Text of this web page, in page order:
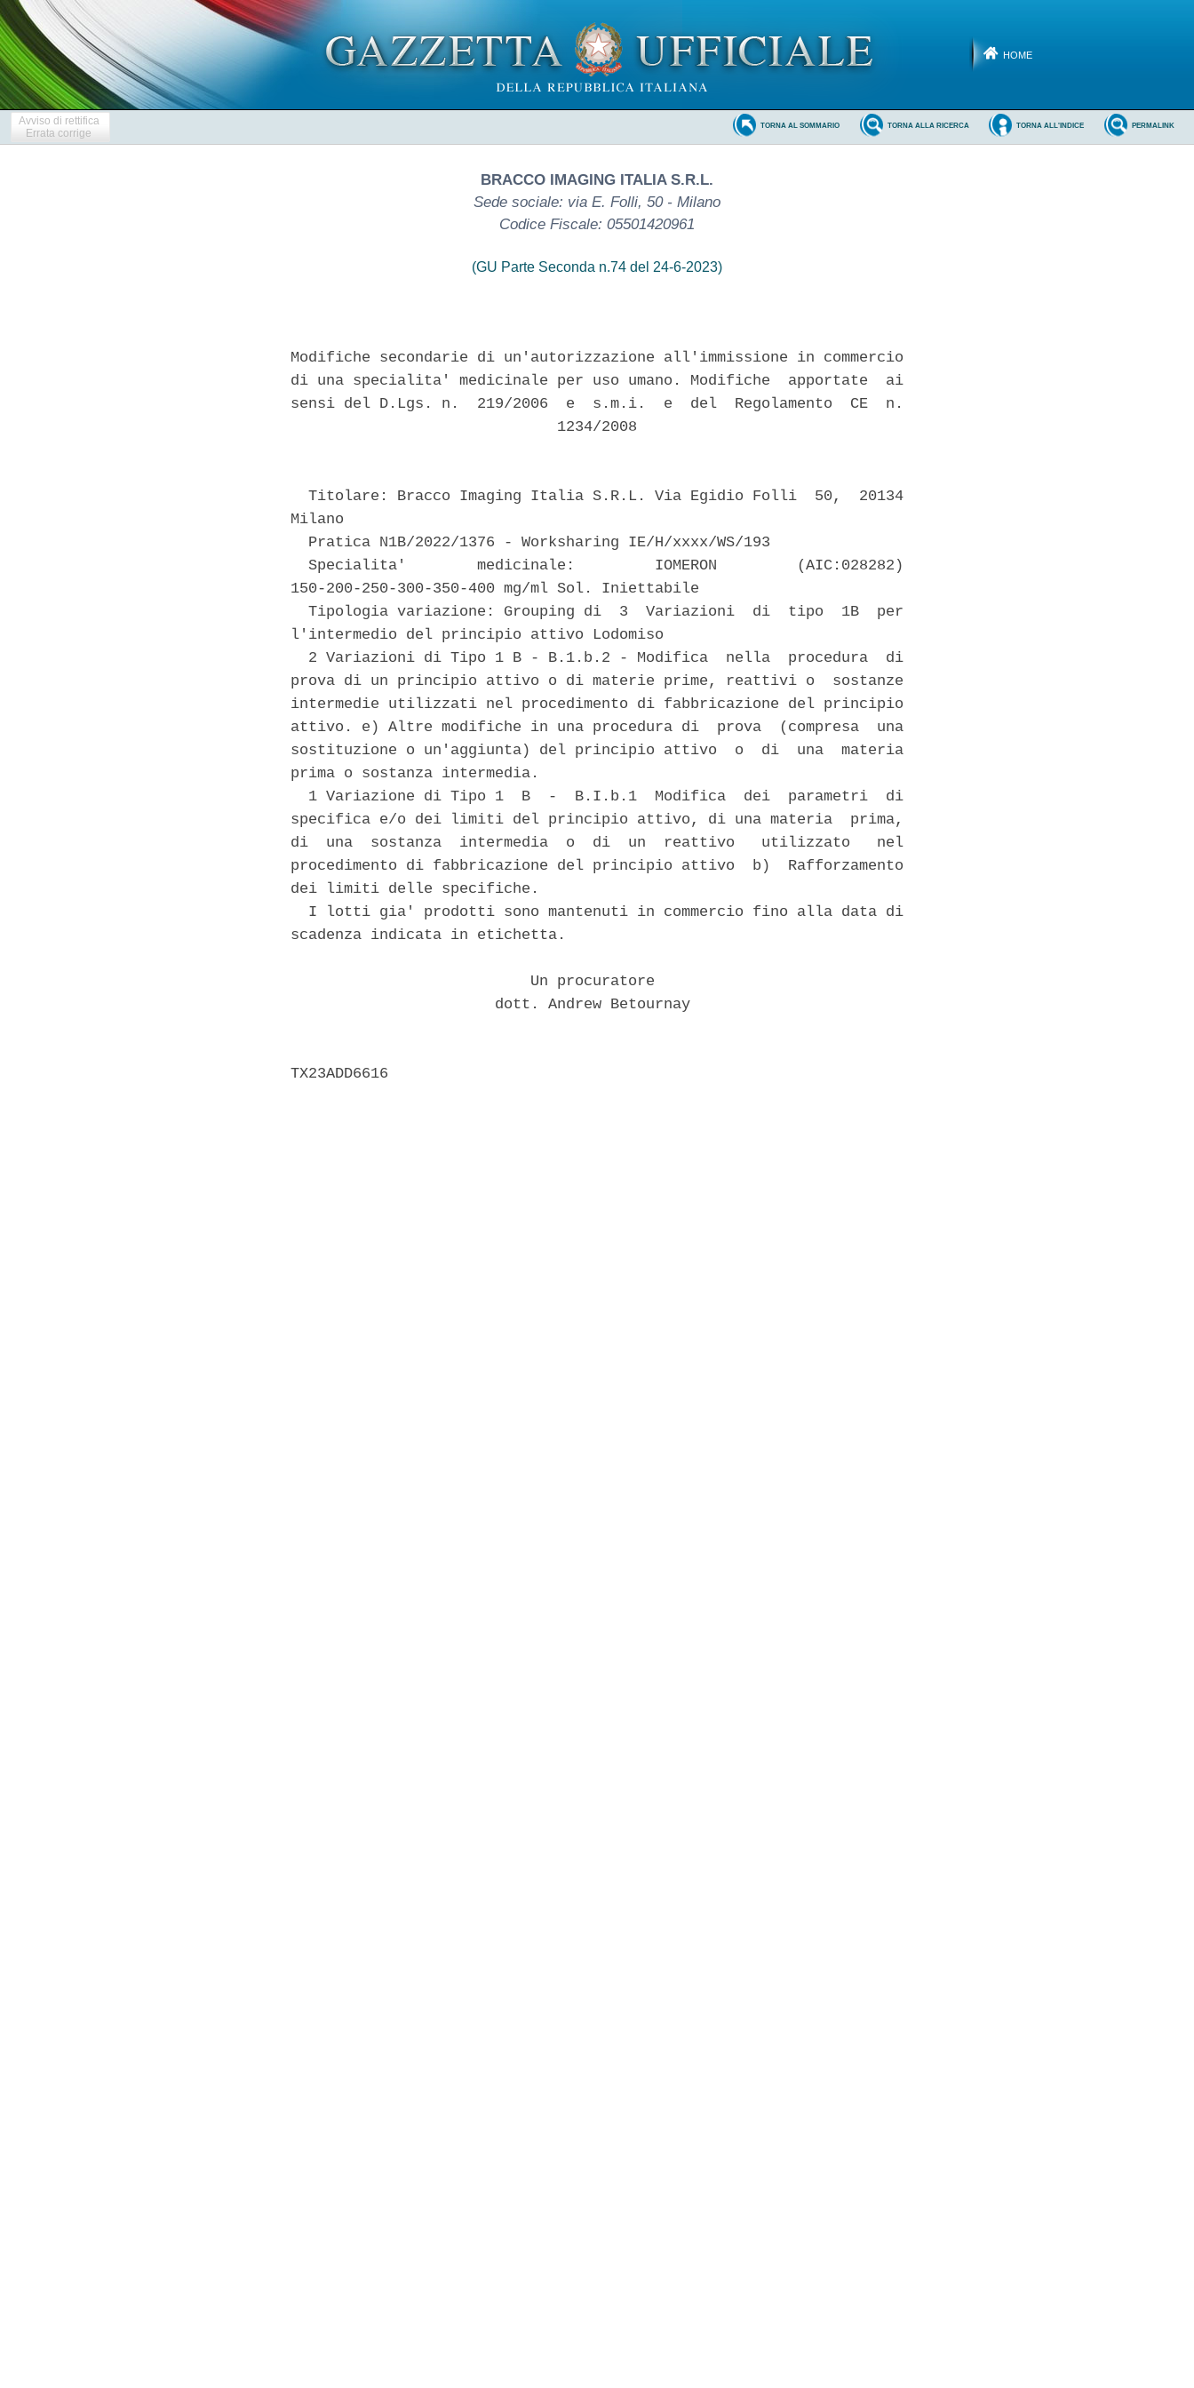
HOME
Avviso di rettifica
Errata corrige
PERMALINK
TORNA ALL'INDICE
TORNA ALLA RICERCA
TORNA AL SOMMARIO
BRACCO IMAGING ITALIA S.R.L.
Sede sociale: via E. Folli, 50 - Milano
Codice Fiscale: 05501420961
(GU Parte Seconda n.74 del 24-6-2023)
Modifiche secondarie di un'autorizzazione all'immissione in commercio
di una specialita' medicinale per uso umano. Modifiche  apportate  ai
sensi del D.Lgs. n.  219/2006  e  s.m.i.  e  del  Regolamento  CE  n.
                              1234/2008
  Titolare: Bracco Imaging Italia S.R.L. Via Egidio Folli  50,  20134
Milano
  Pratica N1B/2022/1376 - Worksharing IE/H/xxxx/WS/193
  Specialita'        medicinale:         IOMERON         (AIC:028282)
150-200-250-300-350-400 mg/ml Sol. Iniettabile
  Tipologia variazione: Grouping di  3  Variazioni  di  tipo  1B  per
l'intermedio del principio attivo Lodomiso
  2 Variazioni di Tipo 1 B - B.1.b.2 - Modifica  nella  procedura  di
prova di un principio attivo o di materie prime, reattivi o  sostanze
intermedie utilizzati nel procedimento di fabbricazione del principio
attivo. e) Altre modifiche in una procedura di  prova  (compresa  una
sostituzione o un'aggiunta) del principio attivo  o  di  una  materia
prima o sostanza intermedia.
  1 Variazione di Tipo 1  B  -  B.I.b.1  Modifica  dei  parametri  di
specifica e/o dei limiti del principio attivo, di una materia  prima,
di  una  sostanza  intermedia  o  di  un  reattivo   utilizzato   nel
procedimento di fabbricazione del principio attivo  b)  Rafforzamento
dei limiti delle specifiche.
  I lotti gia' prodotti sono mantenuti in commercio fino alla data di
scadenza indicata in etichetta.
                           Un procuratore
                       dott. Andrew Betournay